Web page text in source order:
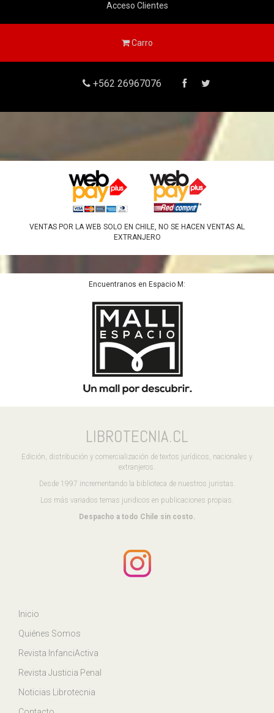
Acceso Clientes
Carro
+562 26967076
VENTAS POR LA WEB SOLO EN CHILE, NO SE HACEN VENTAS AL
EXTRANJERO
Encuentranos en Espacio M:
LIBROTECNIA.CL
Edición, distribución y comercialización de textos jurídicos, nacionales y
extranjeros.
Desde 1997 incrementando la biblioteca de nuestros juristas.
Los más variados temas juridicos en publicaciones propias.
Despacho a todo Chile sin costo.
Inicio
Quiénes Somos
Revista InfanciActiva
Revista Justicia Penal
Noticias Librotecnia